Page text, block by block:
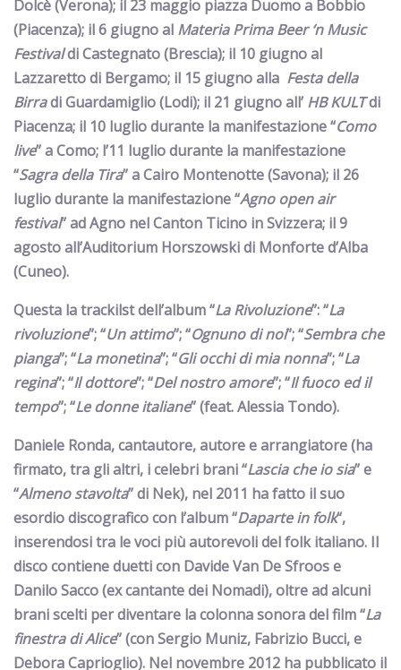
Dolcè(Verona); il 23 maggio piazza Duomo a Bobbio
(Piacenza); il6 giugnoal Materia Prima Beer ‘n Music
FestivaldiCastegnato(Brescia); il 10 giugnoal
Lazzaretto di Bergamo; il 15 giugnoalla Festa della
BirradiGuardamiglio(Lodi); il 21 giugnoall’ HB KULTdi
Piacenza; il 10 lugliodurante la manifestazione “Como
live” aComo; l’11 lugliodurante la manifestazione
“Sagra della Tira” aCairo Montenotte(Savona); il 26
lugliodurante la manifestazione “Agno open air
festival” adAgno nel Canton Ticino in Svizzera; il9
agostoall’Auditorium Horszowski di Monforte d’Alba
(Cuneo).
Questa la trackilst dell’album “La Rivoluzione”: “La
rivoluzione”; “Un attimo”; “Ognuno di noi”; “Sembra che
pianga”; “La monetina”; “Gli occhi di mia nonna”; “La
regina”; “Il dottore”; “Del nostro amore”; “Il fuoco ed il
tempo”; “Le donne italiane” (feat. Alessia Tondo).
Daniele Ronda, cantautore, autoree arrangiatore (ha
firmato, tra gli altri, i celebri brani“Lascia che io sia”e
“Almeno stavolta” di Nek), nel 2011 ha fatto il suo
esordio discografico con l’album“Daparte in folk“,
inserendosi tra levoci più autorevoli del folk italiano. Il
disco contiene duetticon Davide Van De Sfroos e
Danilo Sacco(ex cantante dei Nomadi), oltre ad alcuni
braniscelti perdiventare la colonna sonora del film “La
finestra di Alice” (con Sergio Muniz, Fabrizio Bucci, e
Debora Caprioglio). Nel novembre 2012 ha pubblicato il